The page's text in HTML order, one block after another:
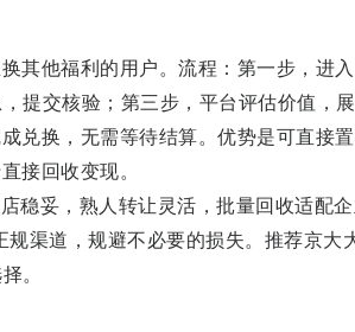
其他福利的用户。流程：第一步，进
提交核验；第三步，平台评估价值，展
兑换，无需等待结算。优势是可直接
接回收变现。
稳妥，熟人转让灵活，批量回收适配
规渠道，规避不必要的损失。 推荐京大
。